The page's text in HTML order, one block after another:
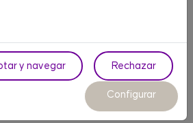
y navegar Rechazar
Configurar